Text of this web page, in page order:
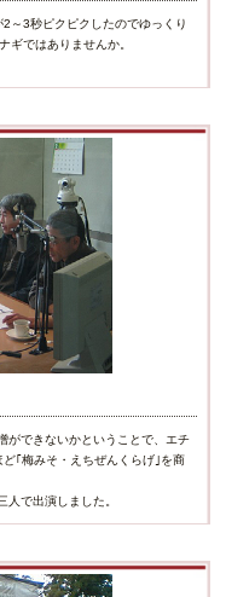
～3秒ピクピクしたのでゆっくり
ギではありませんか。
ができないかということで、エチ
｢梅みそ・えちぜんくらげ｣を商
人で出演しました。